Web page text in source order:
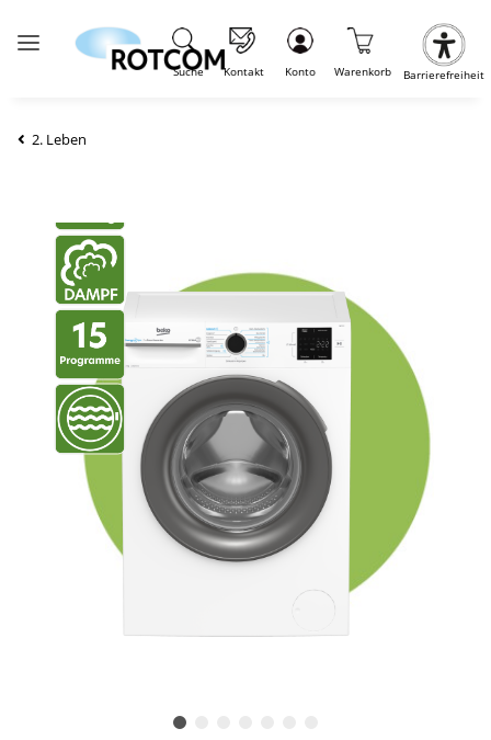
Suche Kontakt Konto Warenkorb Barrierefreiheit
2. Leben